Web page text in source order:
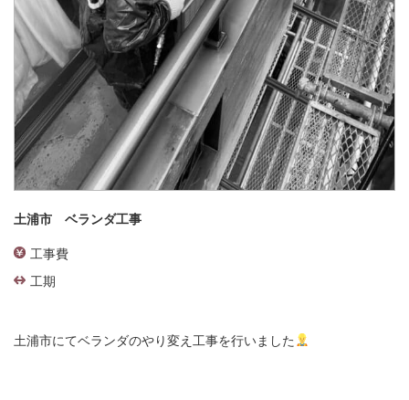
土浦市 ベランダ工事
工事費
工期
土浦市にてベランダのやり変え工事を行いました